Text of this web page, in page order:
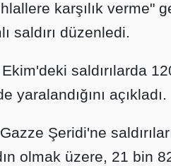
karşılık verme"
saldırı düzenledi.
saldırılarda
yaralandığını açıkladı.
Şeridi'ne
olmak üzere, 21 bin